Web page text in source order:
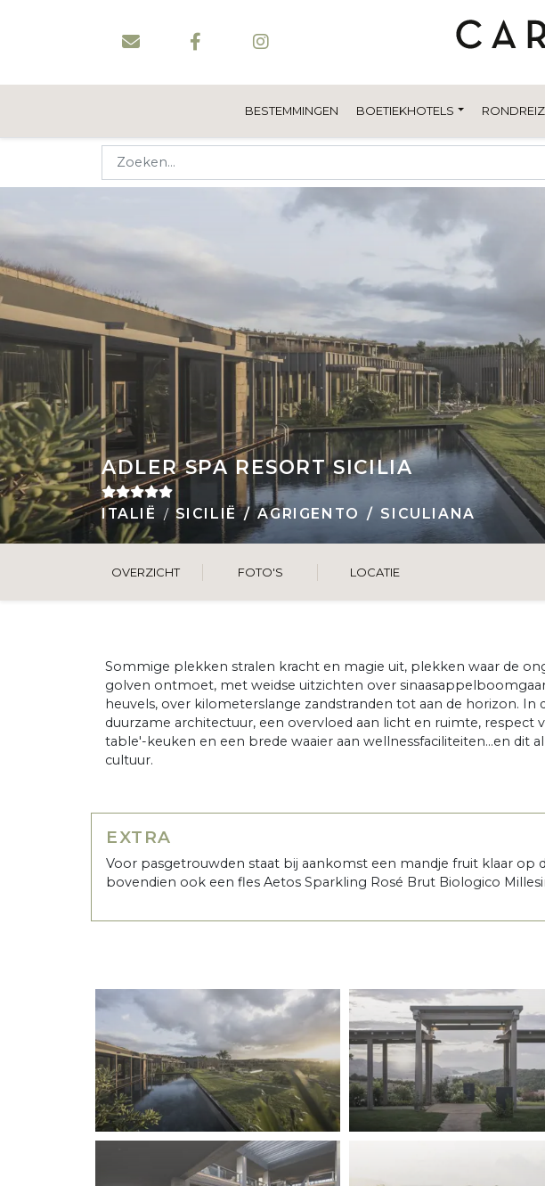
BESTEMMINGEN BOETIEKHOTELS
ADLER SPA RESORT SICILIA
ITALIË SICILIË AGRIGENTO SICULIANA
OVERZICHT FOTO'S LOCATIE
Sommige plekken stralen kracht en magie uit, plekken waar de
golven ontmoet, met weidse uitzichten over
heuvels, over kilometerslange zandstranden tot aan de horizon. In
duurzame architectuur, een overvloed aan licht en ruimte, respect
table'-keuken en een brede waaier aan wellnessfaciliteiten…en dit
cultuur.
EXTRA
Voor pasgetrouwden staat bij aankomst een mandje fruit klaar op
bovendien ook een fles Aetos Sparkling Rosé Brut Biologico